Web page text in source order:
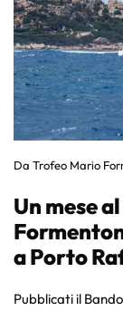
Da Trofeo Mario
Un mese
a Porto
Pubblicati il